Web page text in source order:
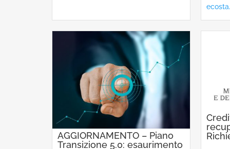
AGGIORNAMENTO – Piano
Transizione 5.0: esaurimento